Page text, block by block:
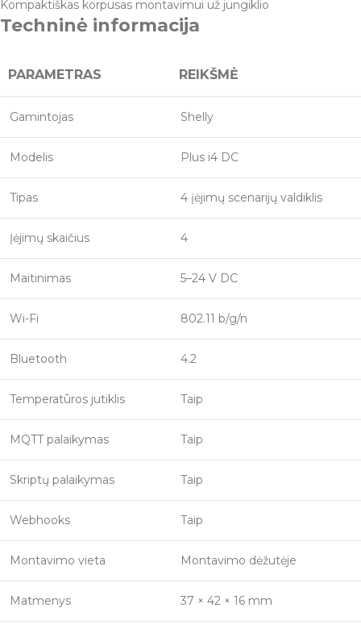
Kompaktiškas korpusas montavimui už jungiklio
Techninė informacija
PARAMETRAS REIKŠMĖ
Gamintojas Shelly
Modelis Plus i4 DC
Tipas 4 įėjimų scenarijų valdiklis
Įėjimų skaičius 4
Maitinimas 5–24 V DC
Wi-Fi 802.11 b/g/n
Bluetooth 4.2
Temperatūros jutiklis Taip
MQTT palaikymas Taip
Skriptų palaikymas Taip
Webhooks Taip
Montavimo vieta Montavimo dėžutėje
Matmenys 37 × 42 × 16 mm